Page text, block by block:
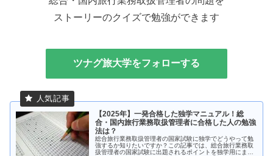
ストーリーのクイズで勉強ができます
ツナグ旅大学をフォローする
【2025年】一発合格した独学マニュアル！総
合・国内旅行業務取扱管理者に合格した人の勉強
法は？
総合旅行業務取扱管理者の国家試験に独学でどうやって勉
強するか知りたいですか？この記事では、総合旅行業務取
扱管理者の国家試験に出題されるポイントを独学用にまと